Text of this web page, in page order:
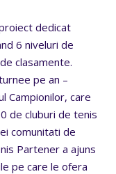
dedicat
6 niveluri de
clasamente.
pe an –
Campionilor, care
de cluburi de tenis
comunitati de
Partener a ajuns
pe care le ofera